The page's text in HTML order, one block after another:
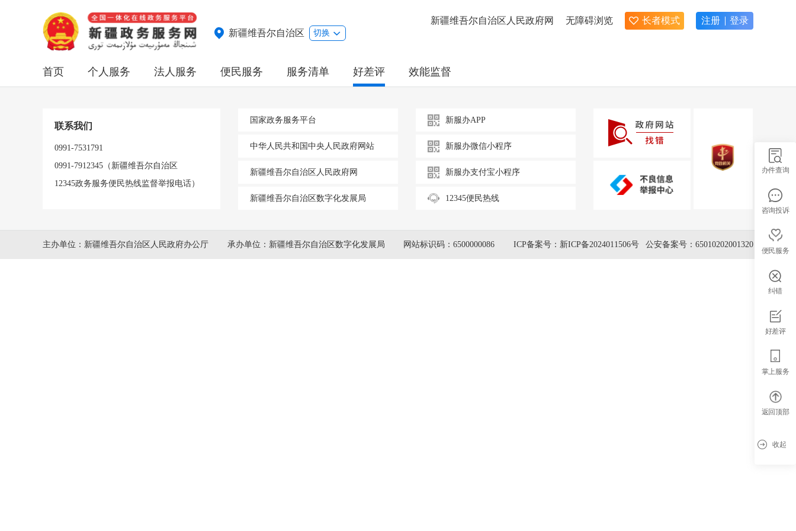
新疆维吾尔自治区 切换
新疆维吾尔自治区人民政府网 无障碍浏览 长者模式 注册 登录
首页 个人服务 法人服务 便民服务 服务清单 好差评 效能监督
联系我们
0991-7531791
0991-7912345（新疆维吾尔自治区
12345政务服务便民热线监督举报电话）
国家政务服务平台
中华人民共和国中央人民政府网站
新疆维吾尔自治区人民政府网
新疆维吾尔自治区数字化发展局
新服办APP
新服办微信小程序
新服办支付宝小程序
12345便民热线
主办单位：新疆维吾尔自治区人民政府办公厅 承办单位：新疆维吾尔自治区数字化发展局 网站标识码：6500000086 ICP备案号：新ICP备2024011506号 公安备案号：65010202001320
办件查询
咨询投诉
便民服务
纠错
好差评
掌上服务
返回顶部
收起